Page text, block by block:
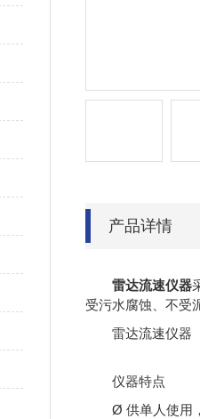
产品详情
雷达流速仪器
受污水腐蚀、不受
雷达流速仪器
仪器特点
Ø 供单人使用